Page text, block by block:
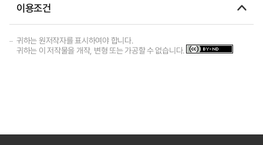
이용조건
귀하는 원저작자를 표시하여야 합니다.
귀하는 이 저작물을 개작, 변형 또는 가공할 수 없습니다.